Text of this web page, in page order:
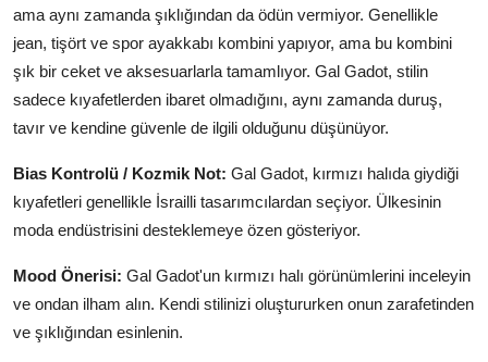
ama aynı zamanda şıklığından da ödün vermiyor. Genellikle
jean, tişört ve spor ayakkabı kombini yapıyor, ama bu kombini
şık bir ceket ve aksesuarlarla tamamlıyor. Gal Gadot, stilin
sadece kıyafetlerden ibaret olmadığını, aynı zamanda duruş,
tavır ve kendine güvenle de ilgili olduğunu düşünüyor.
Bias Kontrolü / Kozmik Not: Gal Gadot, kırmızı halıda giydiği
kıyafetleri genellikle İsrailli tasarımcılardan seçiyor. Ülkesinin
moda endüstrisini desteklemeye özen gösteriyor.
Mood Önerisi: Gal Gadot'un kırmızı halı görünümlerini inceleyin
ve ondan ilham alın. Kendi stilinizi oluştururken onun zarafetinden
ve şıklığından esinlenin.